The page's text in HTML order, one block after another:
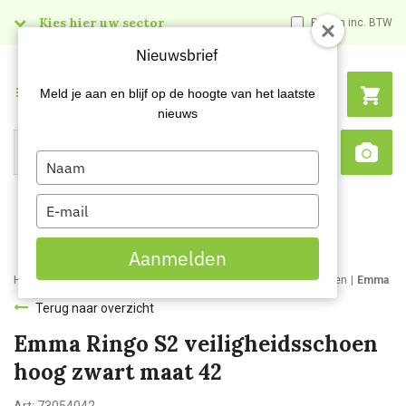
Kies hier uw sector Prijzen inc. BTW
Search
Menu
Home Webshop Werk- en veiligheidsschoenen Werkschoenen Emma
Terug naar overzicht
Emma Ringo S2 veiligheidsschoen
hoog zwart maat 42
Nieuwsbrief
Meld je aan en blijf op de hoogte van het laatste
nieuws
Type
your
name
Type
your
email
Aanmelden